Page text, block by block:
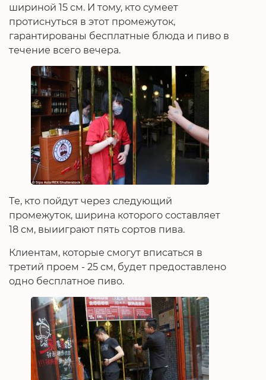
шириной 15 см. И тому, кто сумеет
протиснуться в этот промежуток,
гарантированы бесплатные блюда и пиво в
течение всего вечера.
Те, кто пойдут через следующий
промежуток, ширина которого составляет
18 см, выииграют пять сортов пива.
Клиентам, которые смогут вписаться в
третий проем - 25 см, будет предоставлено
одно бесплатное пиво.